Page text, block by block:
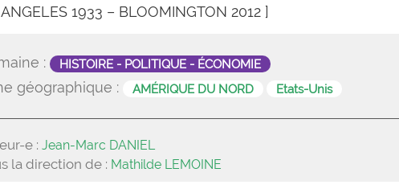
1933 – BLOOMINGTON 2012 ]
: HISTOIRE - POLITIQUE - ÉCONOMIE
géographique : AMÉRIQUE DU NORD Etats-Unis
e :Jean-Marc DANIEL
la direction de : Mathilde LEMOINE